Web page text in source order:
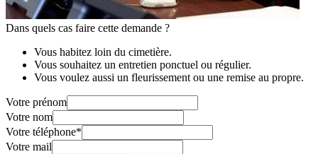
Dans quels cas faire cette demande ?
Vous habitez loin du cimetière.
Vous souhaitez un entretien ponctuel ou régulier.
Vous voulez aussi un fleurissement ou une remise au propre.
Votre prénom
Votre nom
Votre téléphone*
Votre mail